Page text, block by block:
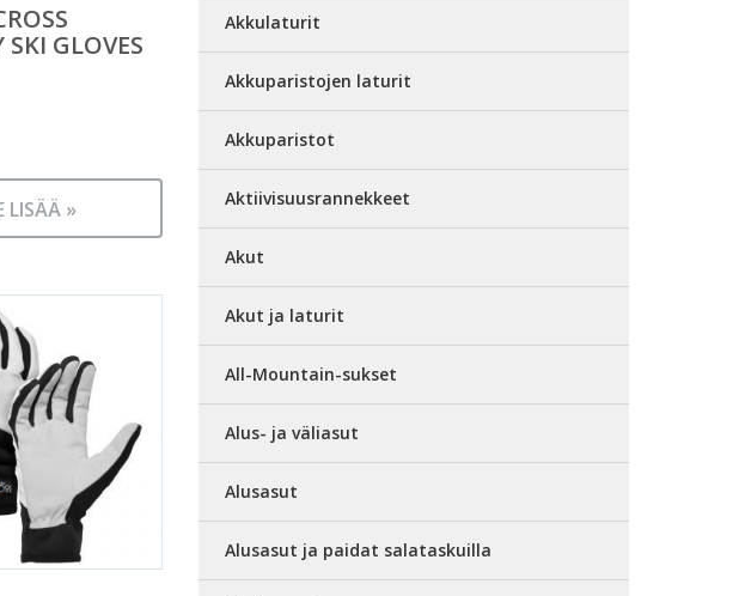
GLOVES
LISÄÄ »
Akkulaturit
Akkuparistojen laturit
Akkuparistot
Aktiivisuusrannekkeet
Akut
Akut ja laturit
All-Mountain-sukset
Alus- ja väliasut
Alusasut
Alusasut ja paidat salataskuilla